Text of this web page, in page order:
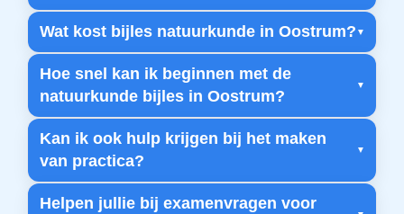
Wat kost bijles natuurkunde in Oostrum?
Hoe snel kan ik beginnen met de
natuurkunde bijles in Oostrum?
Kan ik ook hulp krijgen bij het maken
van practica?
Helpen jullie bij examenvragen voor